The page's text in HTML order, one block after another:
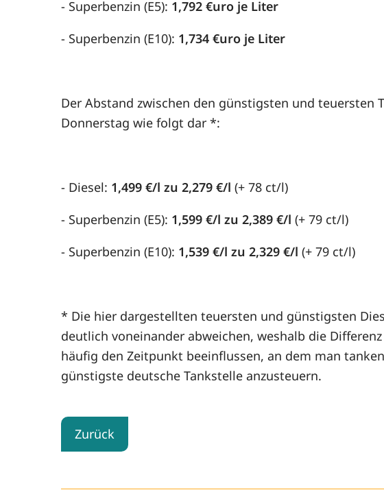
- Superbenzin (E5): 1,792 €uro je Liter
- Superbenzin (E10): 1,734 €uro je Liter
Der Abstand zwischen den günstigsten und
Donnerstag wie folgt dar *:
- Diesel: 1,499 €/l zu 2,279 €/l(+ 78 ct/l)
- Superbenzin (E5): 1,599 €/l zu 2,389 €/l(+ 79 ct/l)
- Superbenzin (E10): 1,539 €/l zu 2,329 €/l(+ 79 ct/l)
* Die hier dargestellten teuersten und günstigsten
deutlich voneinander abweichen, weshalb die
häufig den Zeitpunkt beeinflussen, an dem man
günstigste deutsche Tankstelle anzusteuern.
Zurück